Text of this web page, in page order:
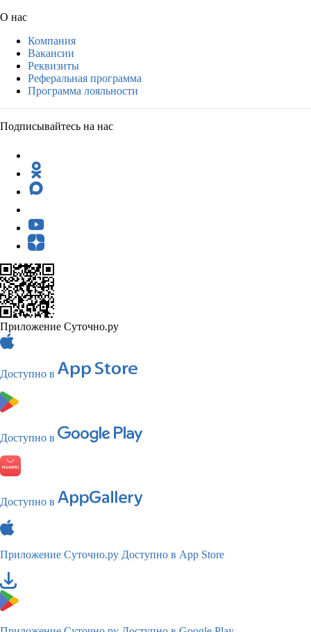
О нас
Компания
Вакансии
Реквизиты
Реферальная программа
Программа лояльности
Подписывайтесь на нас
Приложение Суточно.ру
Доступно в
Доступно в
Доступно в
Приложение Суточно.ру Доступно в App Store